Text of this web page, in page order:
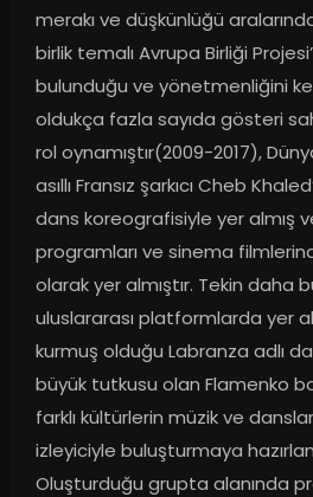
merakı ve düşkünlüğü
birlik temalı Avrupa Birliği
bulunduğu ve yönetmenliğini
oldukça fazla sayıda gösteri
rol oynamıştır(2009-2017),
asıllı Fransız şarkıcı Cheb
dans koreografisiyle yer almış
programları ve sinema
olarak yer almıştır. Tekin daha
uluslararası platformlarda yer
kurmuş olduğu Labranza adlı
büyük tutkusu olan Flamenko
farklı kültürlerin müzik ve
izleyiciyle buluşturmaya
Oluşturduğu grupta alanında